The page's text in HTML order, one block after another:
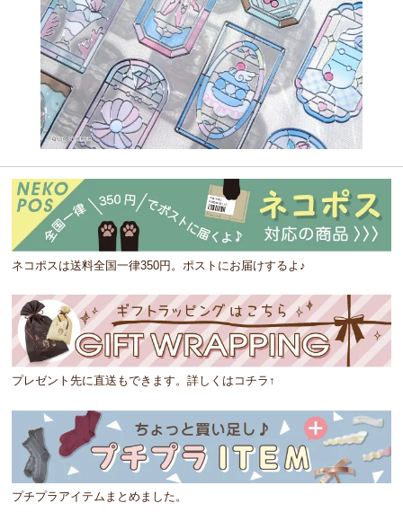
ネコポスは送料全国一律350円。ポストにお届けするよ♪
プレゼント先に直送もできます。詳しくはコチラ↑
プチプラアイテムまとめました。